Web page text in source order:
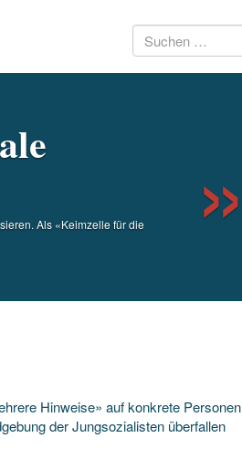
Suchen
Als «Keimzelle für die
Hinweise» auf konkrete Personen
der Jungsozialisten überfallen